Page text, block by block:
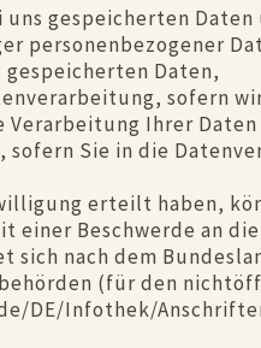
gespeicherten
personenbezogener
gespeicherten Daten,
sofern
Verarbeitung Ihrer
Sie in die
erteilt haben,
einer Beschwerde an
sich nach dem
(für den
DE/Infothek/